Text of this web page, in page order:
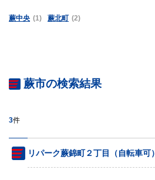
蕨中央 (1) 蕨北町 (2)
蕨市の検索結果
3件
リパーク蕨錦町２丁目（自転車可）